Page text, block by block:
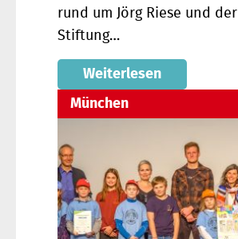
rund um Jörg Riese und der
Stiftung…
Weiterlesen
München